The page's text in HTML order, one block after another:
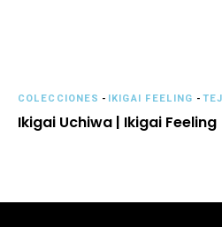
COLECCIONES - IKIGAI FEELING -
Ikigai Uchiwa | Ikigai Feeling